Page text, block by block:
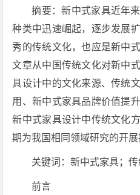
摘要：新中式家具近年
种类中迅速崛起，逐步发展
秀的传统文化，也应是新中
文章从中国传统文化对新中
具设计中的文化来源、传统
用、新中式家具品牌价值提
新中式家具设计中传统文化
期为我国相同领域研究的开展
关键词：新中式家具；
前言